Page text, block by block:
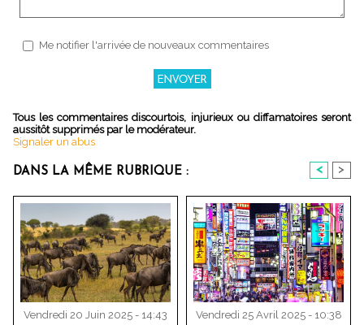
Me notifier l'arrivée de nouveaux commentaires
Tous les commentaires discourtois, injurieux ou diffamatoires seront
aussitôt supprimés par le modérateur.
Signaler un abus
DANS LA MÊME RUBRIQUE : < >
Vendredi 20 Juin 2025 - 14:43
Vendredi 25 Avril 2025 - 10:38